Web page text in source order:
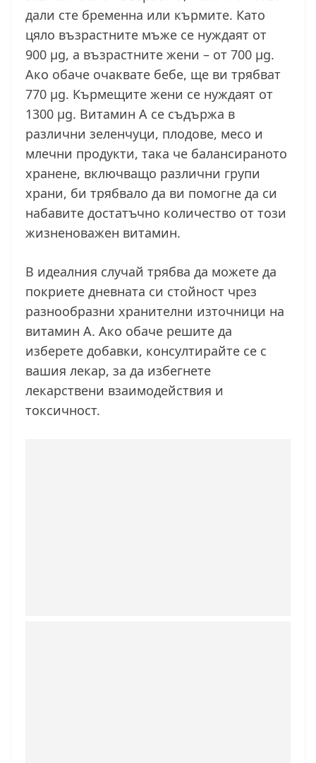
дали сте бременна или кърмите. Като
цяло възрастните мъже се нуждаят от
900 μg, а възрастните жени – от 700 μg.
Ако обаче очаквате бебе, ще ви трябват
770 μg. Кърмещите жени се нуждаят от
1300 μg. Витамин А се съдържа в
различни зеленчуци, плодове, месо и
млечни продукти, така че балансираното
хранене, включващо различни групи
храни, би трябвало да ви помогне да си
набавите достатъчно количество от този
жизненоважен витамин.
В идеалния случай трябва да можете да
покриете дневната си стойност чрез
разнообразни хранителни източници на
витамин А. Ако обаче решите да
изберете добавки, консултирайте се с
вашия лекар, за да избегнете
лекарствени взаимодействия и
токсичност.